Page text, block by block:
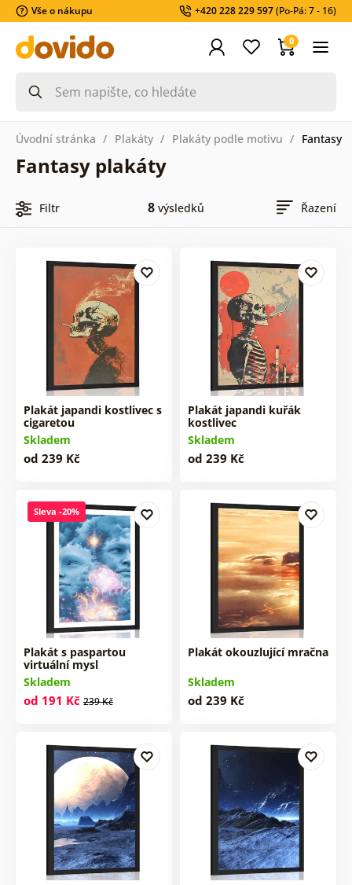
Vše o nákupu +420 228 229 597(Po-Pá: 7 - 16)
0
Úvodní stránka Plakáty Plakáty podle motivu Fantasy
Fantasy plakáty
Filtr 8 výsledků Řazení
Plakát japandi kostlivec s
cigaretou
Skladem
od 239 Kč
Plakát japandi kuřák
kostlivec
Skladem
od 239 Kč
Sleva -20%
Plakát s paspartou
virtuální mysl
Skladem
od 191 Kč 239 Kč
Plakát okouzlující mračna
Skladem
od 239 Kč